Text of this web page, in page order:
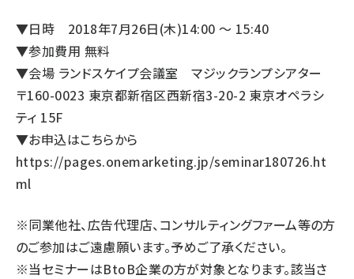
▼日時 2018年7月26日(木)14:00 ～ 15:40
▼参加費用 無料
▼会場 ランドスケイプ会議室 マジックランプシアター
〒160-0023 東京都新宿区西新宿3-20-2 東京オペラシ
ティ 15F
▼お申込はこちらから
https://pages.onemarketing.jp/seminar180726.ht
ml
※同業他社、広告代理店、コンサルティングファーム等の方
のご参加はご遠慮願います。予めご了承ください。
※当セミナーはBtoB企業の方が対象となります。該当さ